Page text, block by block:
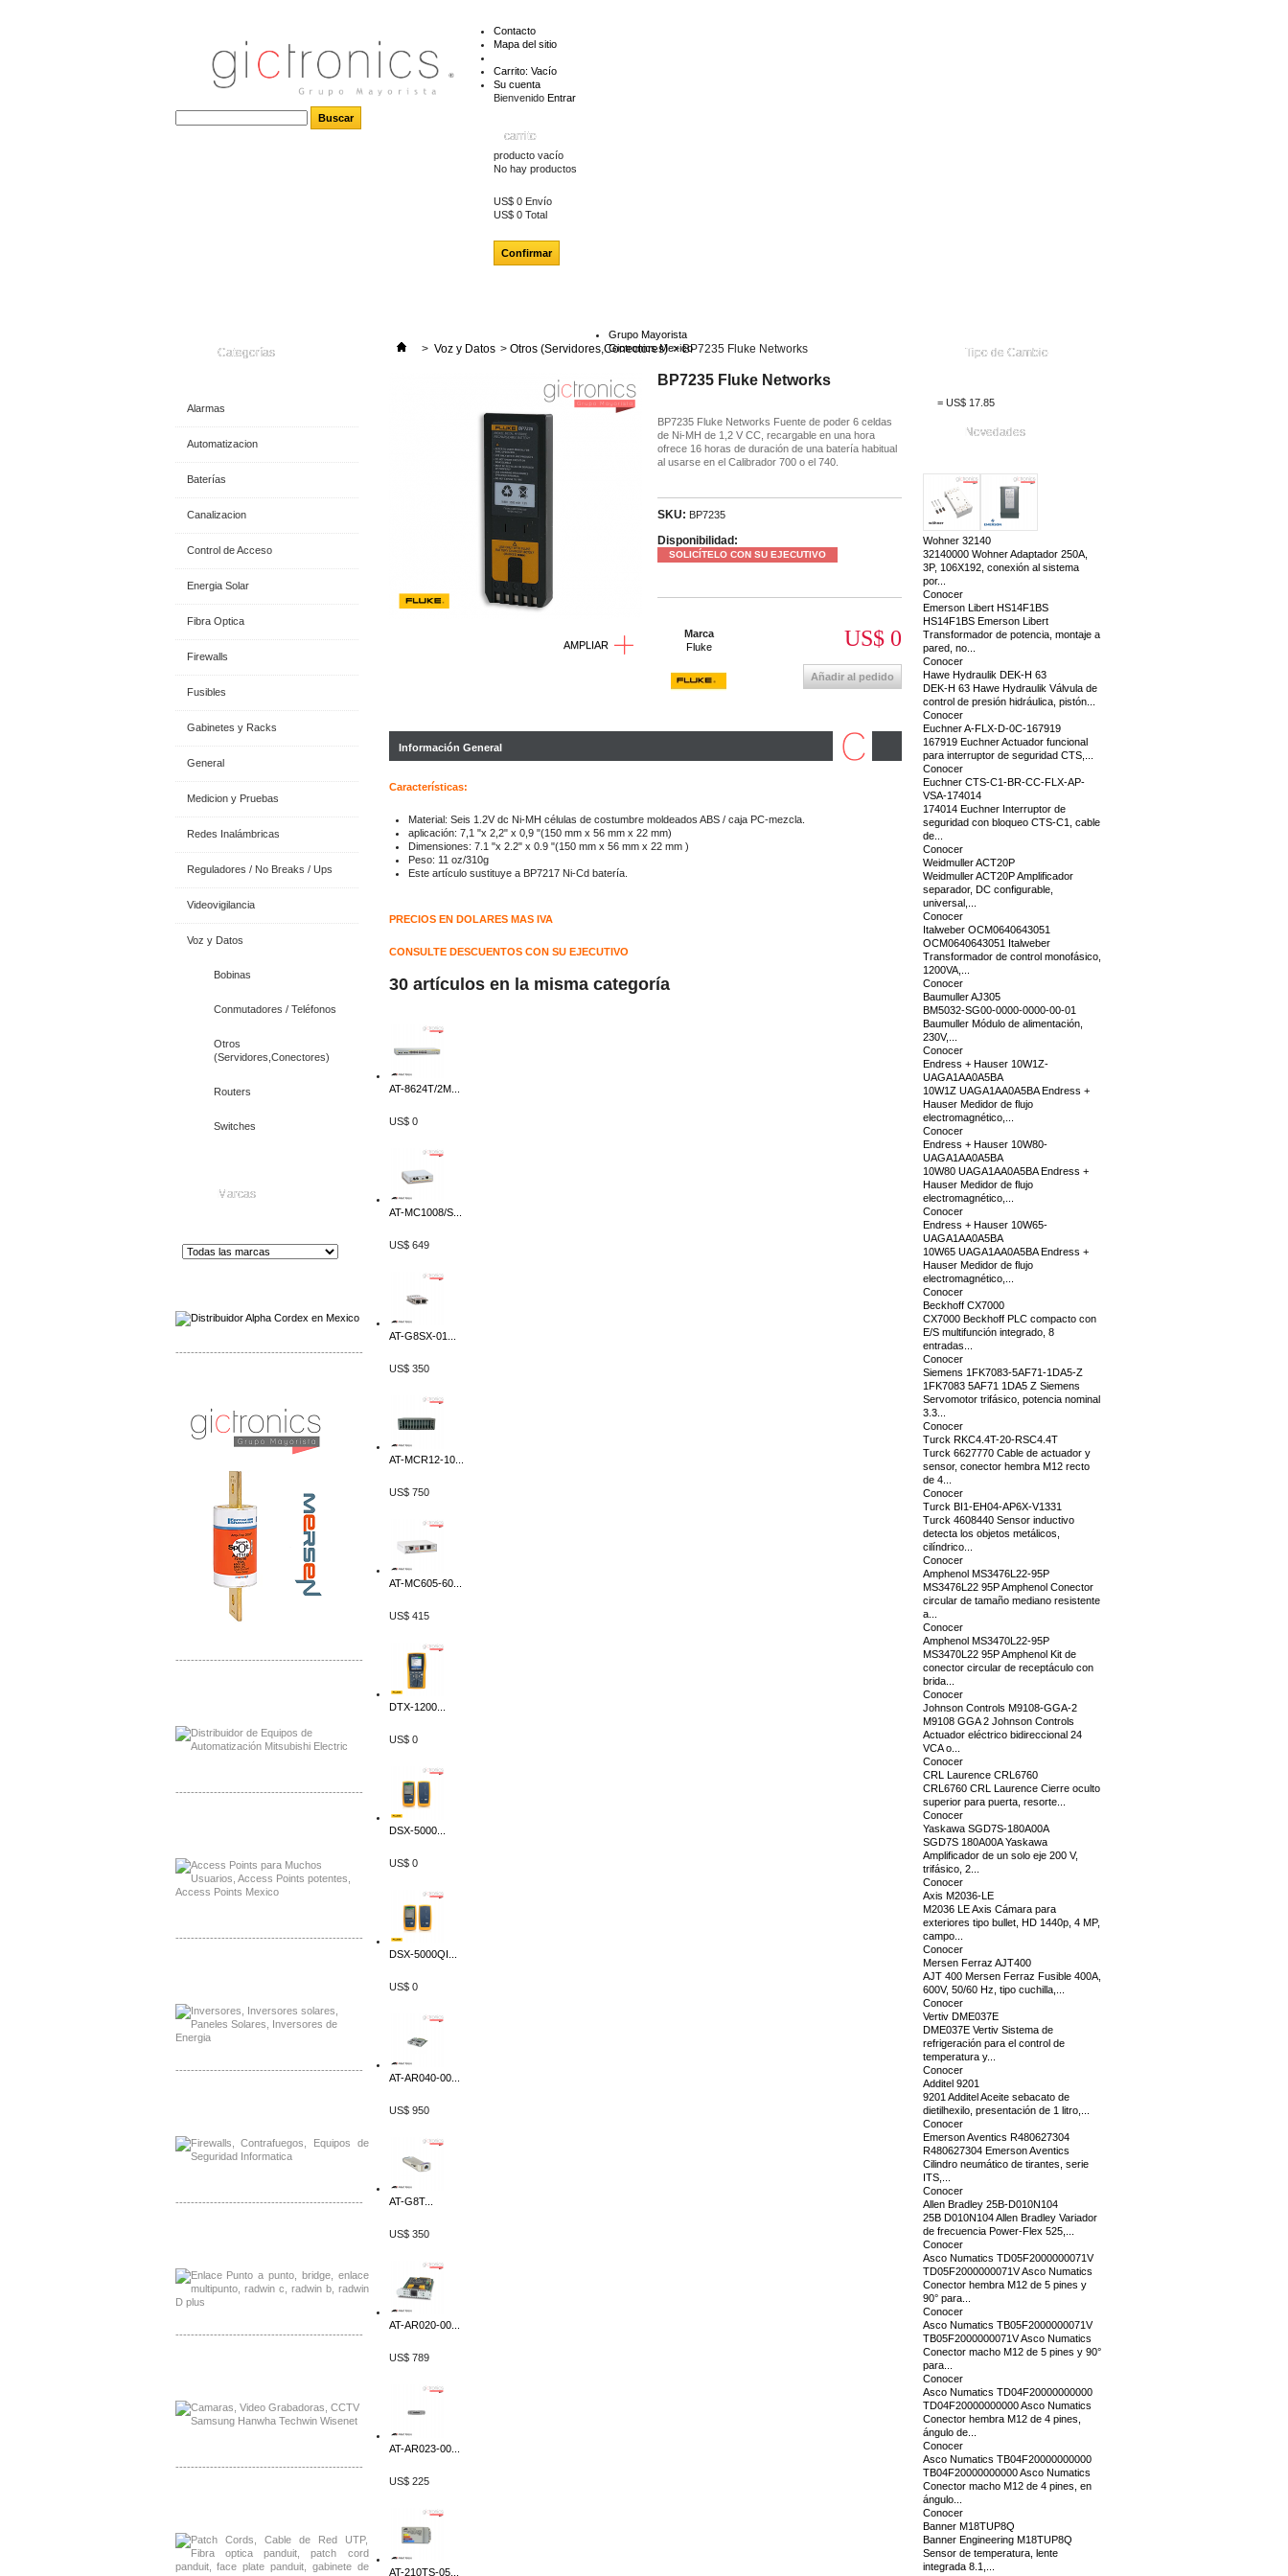
Contacto
Mapa del sitio
Carrito: Vacío
Su cuenta
Bienvenido Entrar
carrito
producto vacío
No hay productos
US$ 0 Envío
US$ 0 Total
Confirmar
Grupo Mayorista
Gictronics Mexico
Categorías
Alarmas
Automatizacion
Baterías
Canalizacion
Control de Acceso
Energia Solar
Fibra Optica
Firewalls
Fusibles
Gabinetes y Racks
General
Medicion y Pruebas
Redes Inalámbricas
Reguladores / No Breaks / Ups
Videovigilancia
Voz y Datos
Bobinas
Conmutadores / Teléfonos
Otros
(Servidores,Conectores)
Routers
Switches
Marcas
-------------------------------------------------
-------------------------------------------------
-------------------------------------------------
-------------------------------------------------
-------------------------------------------------
-------------------------------------------------
-------------------------------------------------
-------------------------------------------------
> Voz y Datos > Otros (Servidores,Conectores) > BP7235 Fluke Networks
AMPLIAR
BP7235 Fluke Networks
BP7235 Fluke Networks Fuente de poder 6 celdas
de Ni-MH de 1,2 V CC, recargable en una hora
ofrece 16 horas de duración de una batería habitual
al usarse en el Calibrador 700 o el 740.
SKU: BP7235
Disponibilidad:
SOLICÍTELO CON SU EJECUTIVO
US$ 0
Añadir al pedido
Marca
Fluke
Información General
Características:
Material: Seis 1.2V dc Ni-MH células de costumbre moldeados ABS / caja PC-mezcla.
aplicación: 7,1 "x 2,2" x 0,9 "(150 mm x 56 mm x 22 mm)
Dimensiones: 7.1 "x 2.2" x 0.9 "(150 mm x 56 mm x 22 mm )
Peso: 11 oz/310g
Este artículo sustituye a BP7217 Ni-Cd batería.
PRECIOS EN DOLARES MAS IVA
CONSULTE DESCUENTOS CON SU EJECUTIVO
30 artículos en la misma categoría
AT-8624T/2M...
US$ 0
AT-MC1008/S...
US$ 649
AT-G8SX-01...
US$ 350
AT-MCR12-10...
US$ 750
AT-MC605-60...
US$ 415
DTX-1200...
US$ 0
DSX-5000...
US$ 0
DSX-5000QI...
US$ 0
AT-AR040-00...
US$ 950
AT-G8T...
US$ 350
AT-AR020-00...
US$ 789
AT-AR023-00...
US$ 225
AT-210TS-05...
Tipo de Cambio
= US$17.85
Novedades
Wohner 32140
32140000 Wohner Adaptador 250A,
3P, 106X192, conexión al sistema
por...
Conocer
Emerson Libert HS14F1BS
HS14F1BS Emerson Libert
Transformador de potencia, montaje a
pared, no...
Conocer
Hawe Hydraulik DEK-H 63
DEK-H 63 Hawe Hydraulik Válvula de
control de presión hidráulica, pistón...
Conocer
Euchner A-FLX-D-0C-167919
167919 Euchner Actuador funcional
para interruptor de seguridad CTS,...
Conocer
Euchner CTS-C1-BR-CC-FLX-AP-
VSA-174014
174014 Euchner Interruptor de
seguridad con bloqueo CTS-C1, cable
de...
Conocer
Weidmuller ACT20P
Weidmuller ACT20P Amplificador
separador, DC configurable,
universal,...
Conocer
Italweber OCM0640643051
OCM0640643051 Italweber
Transformador de control monofásico,
1200VA,...
Conocer
Baumuller AJ305
BM5032-SG00-0000-0000-00-01
Baumuller Módulo de alimentación,
230V,...
Conocer
Endress + Hauser 10W1Z-
UAGA1AA0A5BA
10W1Z UAGA1AA0A5BA Endress +
Hauser Medidor de flujo
electromagnético,...
Conocer
Endress + Hauser 10W80-
UAGA1AA0A5BA
10W80 UAGA1AA0A5BA Endress +
Hauser Medidor de flujo
electromagnético,...
Conocer
Endress + Hauser 10W65-
UAGA1AA0A5BA
10W65 UAGA1AA0A5BA Endress +
Hauser Medidor de flujo
electromagnético,...
Conocer
Beckhoff CX7000
CX7000 Beckhoff PLC compacto con
E/S multifunción integrado, 8
entradas...
Conocer
Siemens 1FK7083-5AF71-1DA5-Z
1FK7083 5AF71 1DA5 Z Siemens
Servomotor trifásico, potencia nominal
3.3...
Conocer
Turck RKC4.4T-20-RSC4.4T
Turck 6627770 Cable de actuador y
sensor, conector hembra M12 recto
de 4...
Conocer
Turck BI1-EH04-AP6X-V1331
Turck 4608440 Sensor inductivo
detecta los objetos metálicos,
cilíndrico...
Conocer
Amphenol MS3476L22-95P
MS3476L22 95P Amphenol Conector
circular de tamaño mediano resistente
a...
Conocer
Amphenol MS3470L22-95P
MS3470L22 95P Amphenol Kit de
conector circular de receptáculo con
brida...
Conocer
Johnson Controls M9108-GGA-2
M9108 GGA 2 Johnson Controls
Actuador eléctrico bidireccional 24
VCA o...
Conocer
CRL Laurence CRL6760
CRL6760 CRL Laurence Cierre oculto
superior para puerta, resorte...
Conocer
Yaskawa SGD7S-180A00A
SGD7S 180A00A Yaskawa
Amplificador de un solo eje 200 V,
trifásico, 2...
Conocer
Axis M2036-LE
M2036 LE Axis Cámara para
exteriores tipo bullet, HD 1440p, 4 MP,
campo...
Conocer
Mersen Ferraz AJT400
AJT 400 Mersen Ferraz Fusible 400A,
600V, 50/60 Hz, tipo cuchilla,...
Conocer
Vertiv DME037E
DME037E Vertiv Sistema de
refrigeración para el control de
temperatura y...
Conocer
Additel 9201
9201 Additel Aceite sebacato de
dietilhexilo, presentación de 1 litro,...
Conocer
Emerson Aventics R480627304
R480627304 Emerson Aventics
Cilindro neumático de tirantes, serie
ITS,...
Conocer
Allen Bradley 25B-D010N104
25B D010N104 Allen Bradley Variador
de frecuencia Power-Flex 525,...
Conocer
Asco Numatics TD05F2000000071V
TD05F2000000071V Asco Numatics
Conector hembra M12 de 5 pines y
90° para...
Conocer
Asco Numatics TB05F2000000071V
TB05F2000000071V Asco Numatics
Conector macho M12 de 5 pines y 90°
para...
Conocer
Asco Numatics TD04F20000000000
TD04F20000000000 Asco Numatics
Conector hembra M12 de 4 pines,
ángulo de...
Conocer
Asco Numatics TB04F20000000000
TB04F20000000000 Asco Numatics
Conector macho M12 de 4 pines, en
ángulo...
Conocer
Banner M18TUP8Q
Banner Engineering M18TUP8Q
Sensor de temperatura, lente
integrada 8.1,...